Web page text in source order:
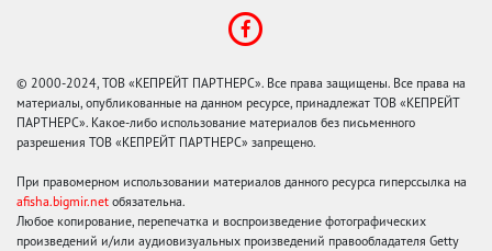
© 2000-2024, ТОВ «КЕПРЕЙТ ПАРТНЕРС». Все права защищены. Все права на
материалы, опубликованные на данном ресурсе, принадлежат ТОВ «КЕПРЕЙТ
ПАРТНЕРС». Какое-либо использование материалов без письменного
разрешения ТОВ «КЕПРЕЙТ ПАРТНЕРС» запрещено.
При правомерном использовании материалов данного ресурса гиперссылка на
afisha.bigmir.net обязательна.
Любое копирование, перепечатка и воспроизведение фотографических
произведений и/или аудиовизуальных произведений правообладателя Getty